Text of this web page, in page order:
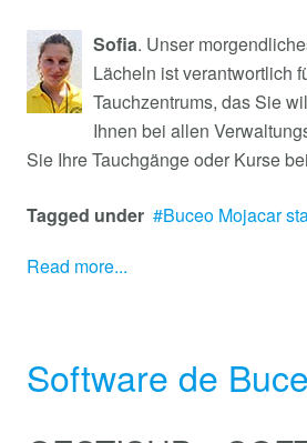
Sofia. Unser
Lächeln ist verantwortlich
Tauchzentrums, das Sie
Ihnen bei allen
Sie Ihre Tauchgänge oder Kurse
Tagged under
Buceo Mojacar
Read more...
Software de